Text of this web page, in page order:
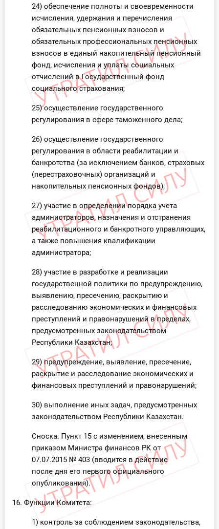
24) обеспечение полноты и своевременности
исчисления, удержания и перечисления
обязательных пенсионных взносов и
обязательных профессиональных пенсионных
взносов в единый накопительный пенсионный
фонд, исчисления и уплаты социальных
отчислений в Государственный фонд
социального страхования;
25) осуществление государственного
регулирования в сфере таможенного дела;
26) осуществление государственного
регулирования в области реабилитации и
банкротства (за исключением банков, страховых
(перестраховочных) организаций и
накопительных пенсионных фондов);
27) участие в определении порядка учета
администраторов, назначения и отстранения
реабилитационного и банкротного управляющих,
а также повышения квалификации
администратора;
28) участие в разработке и реализации
государственной политики по предупреждению,
выявлению, пресечению, раскрытию и
расследованию экономических и финансовых
преступлений и правонарушений в пределах,
предусмотренных законодательством
Республики Казахстан;
29) предупреждение, выявление, пресечение,
раскрытие и расследование экономических и
финансовых преступлений и правонарушений;
30) выполнение иных задач, предусмотренных
законодательством Республики Казахстан.
Сноска. Пункт 15 с изменением, внесенным
приказом Министра финансов РК от
07.07.2015 № 403 (вводится в действие
после дня его первого официального
опубликования).
16. Функции Комитета:
1) контроль за соблюдением законодательства,